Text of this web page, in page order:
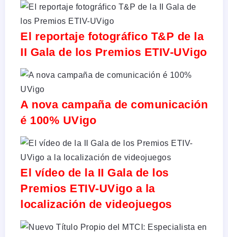
El reportaje fotográfico T&P de la
II Gala de los Premios ETIV-UVigo
A nova campaña de comunicación
é 100% UVigo
El vídeo de la II Gala de los
Premios ETIV-UVigo a la
localización de videojuegos